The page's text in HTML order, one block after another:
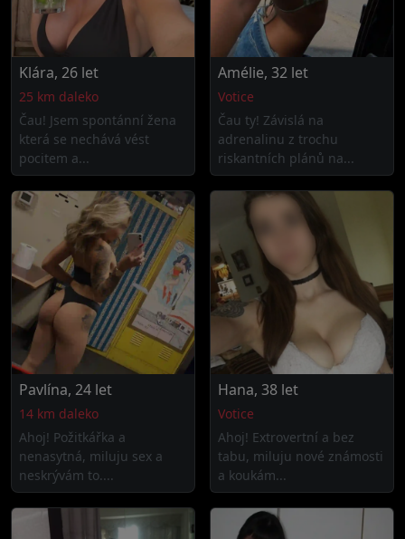
Klára, 26 let
25 km daleko
Čau! Jsem spontánní žena
která se nechává vést
pocitem a...
Amélie, 32 let
Votice
Čau ty! Závislá na
adrenalinu z trochu
riskantních plánů na...
Pavlína, 24 let
14 km daleko
Ahoj! Požitkářka a
nenasytná, miluju sex a
neskrývám to....
Hana, 38 let
Votice
Ahoj! Extrovertní a bez
tabu, miluju nové známosti
a koukám...